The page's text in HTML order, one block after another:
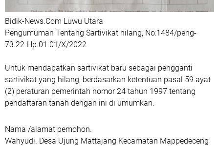
Bidik-News.Com Luwu Utara
Pengumuman Tentang Sartivikat hilang, No:1484/peng-
73.22-Hp.01.01/X/2022
Untuk mendapatkan sartivikat baru sebagai pengganti
sartivikat yang hilang, berdasarkan ketentuan pasal 59 ayat
(2) peraturan pemerintah nomor 24 tahun 1997 tentang
pendaftaran tanah dengan ini di umumkan.
Nama /alamat pemohon.
Wahyudi. Desa Ujung Mattajang Kecamatan Mappedeceng